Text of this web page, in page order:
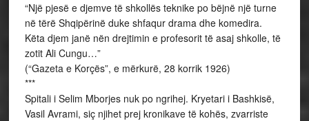
“Një pjesë e djemve të shkollës teknike po bëjnë një turne
në tërë Shqipërinë duke shfaqur drama dhe komedira.
Këta djem janë nën drejtimin e profesorit të asaj shkolle, të
zotit Ali Cungu…”
(“Gazeta e Korçës”, e mërkurë, 28 korrik 1926)
***
Spitali i Selim Mborjes nuk po ngrihej. Kryetari i Bashkisë,
Vasil Avrami, siç njihet prej kronikave të kohës, zvarriste